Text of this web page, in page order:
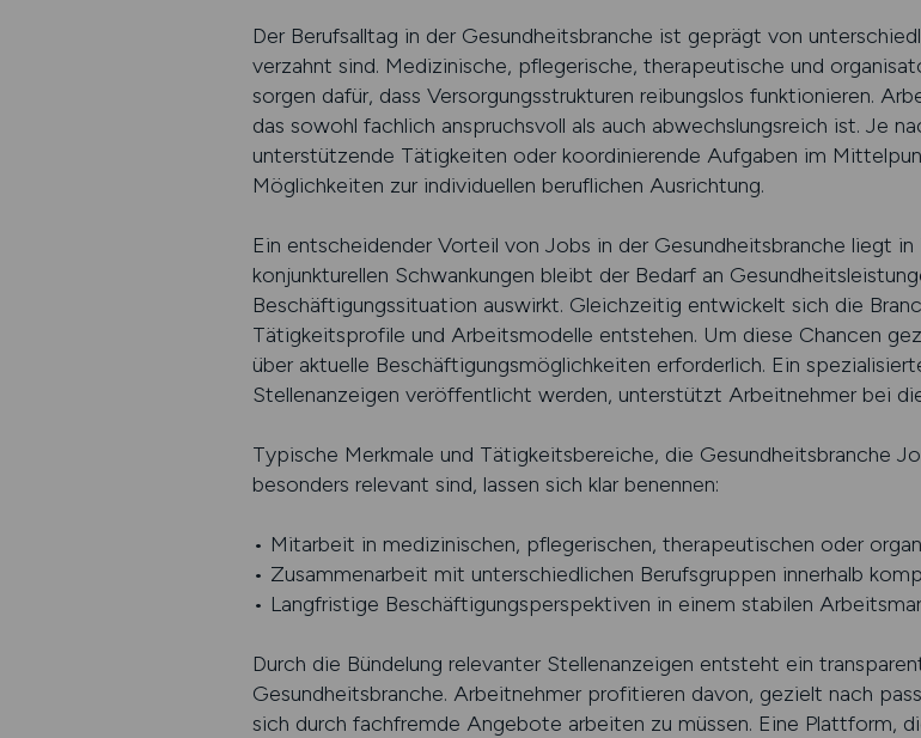
Der Berufsalltag in der Gesundheitsbranche ist geprägt von
verzahnt sind. Medizinische, pflegerische, therapeutische und
sorgen dafür, dass Versorgungsstrukturen reibungslos funktionieren.
das sowohl fachlich anspruchsvoll als auch abwechslungsreich ist. Je
unterstützende Tätigkeiten oder koordinierende Aufgaben im
Möglichkeiten zur individuellen beruflichen Ausrichtung.
Ein entscheidender Vorteil von Jobs in der Gesundheitsbranche liegt
konjunkturellen Schwankungen bleibt der Bedarf an
Beschäftigungssituation auswirkt. Gleichzeitig entwickelt sich die
Tätigkeitsprofile und Arbeitsmodelle entstehen. Um diese Chancen
über aktuelle Beschäftigungsmöglichkeiten erforderlich. Ein
Stellenanzeigen veröffentlicht werden, unterstützt Arbeitnehmer bei
Typische Merkmale und Tätigkeitsbereiche, die Gesundheitsbranche
besonders relevant sind, lassen sich klar benennen:
• Mitarbeit in medizinischen, pflegerischen, therapeutischen oder
• Zusammenarbeit mit unterschiedlichen Berufsgruppen innerhalb
• Langfristige Beschäftigungsperspektiven in einem stabilen
Durch die Bündelung relevanter Stellenanzeigen entsteht ein
Gesundheitsbranche. Arbeitnehmer profitieren davon, gezielt nach
sich durch fachfremde Angebote arbeiten zu müssen. Eine Plattform,